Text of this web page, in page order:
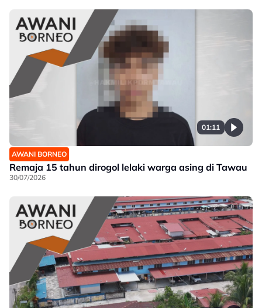
01:11
AWANI BORNEO
Remaja 15 tahun dirogol lelaki warga asing di Tawau
30/07/2026